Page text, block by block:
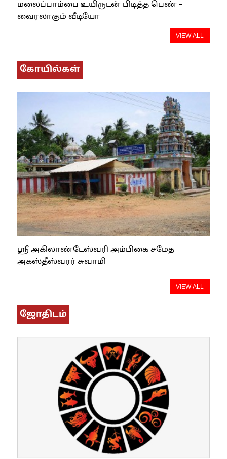
மலைப்பாம்பை உயிருடன் பிடித்த பெண் –
வைரலாகும் வீடியோ
VIEW ALL
கோயில்கள்
ஸ்ரீ அகிலாண்டேஸ்வரி அம்பிகை சமேத
அகஸ்தீஸ்வரர் சுவாமி
VIEW ALL
ஜோதிடம்